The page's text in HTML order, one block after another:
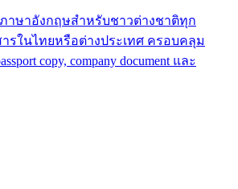
ภาษาอังกฤษสำหรับชาวต่างชาติทุก
รในไทยหรือต่างประเทศ ครอบคลุม
copy, company document และ